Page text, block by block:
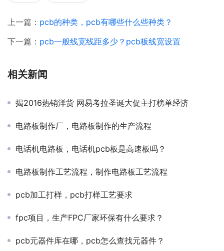
上一篇： pcb的种类，pcb有哪些什么些种类？
下一篇： pcb一般线宽线距多少？pcb板线宽设置
相关新闻
揭2016热销洋货 网易考拉圣诞大促主打榜单经济
电路板制作厂，电路板制作的生产流程
电话机电路板，电话机pcb板是高速板吗？
电路板制作工艺流程，制作电路板工艺流程
pcb加工打样，pcb打样工艺要求
fpc项目，生产FPC厂家环保有什么要求？
pcb元器件库在哪，pcb怎么查找元器件？